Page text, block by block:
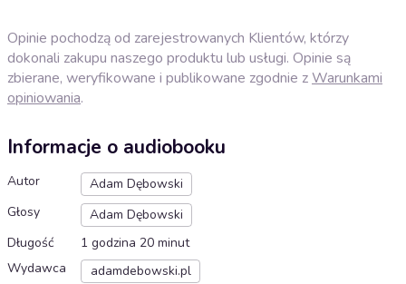
Opinie pochodzą od zarejestrowanych Klientów, którzy
dokonali zakupu naszego produktu lub usługi. Opinie są
zbierane, weryfikowane i publikowane zgodnie zWarunkami
opiniowania.
Informacje o audiobooku
Autor
Adam Dębowski
Głosy
Adam Dębowski
Długość
1 godzina 20 minut
Wydawca
adamdebowski.pl